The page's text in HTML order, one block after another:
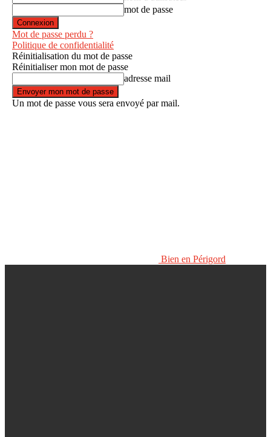
mot de passe
Mot de passe perdu ?
Politique de confidentialité
Réinitialisation du mot de passe
Réinitialiser mon mot de passe
adresse mail
Un mot de passe vous sera envoyé par mail.
Bien en Périgord